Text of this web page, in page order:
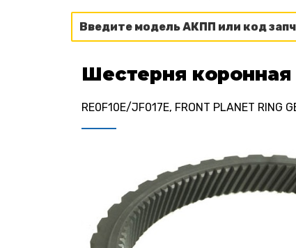
Шестерня
RE0F10E/JF017E, FRONT PLANET RING